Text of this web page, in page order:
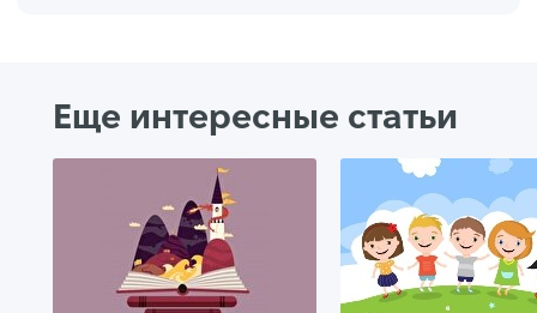
Еще интересные статьи